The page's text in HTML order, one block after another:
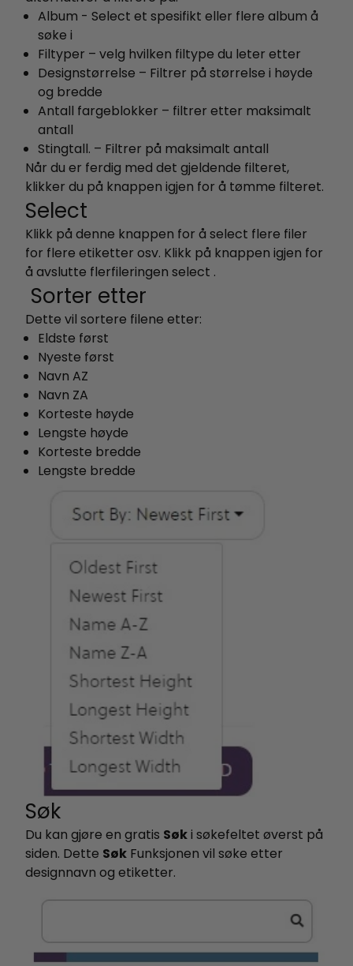
Album - Select et spesifikt eller flere album å
søke i
Filtyper – velg hvilken filtype du leter etter
Designstørrelse – Filtrer på størrelse i høyde
og bredde
Antall fargeblokker – filtrer etter maksimalt
antall
Stingtall. – Filtrer på maksimalt antall
Når du er ferdig med det gjeldende filteret,
klikker du på knappen igjen for å tømme filteret.
Select
Klikk på denne knappen for å select flere filer
for flere etiketter osv. Klikk på knappen igjen for
å avslutte flerfileringen select .
Sorter etter
Dette vil sortere filene etter:
Eldste først
Nyeste først
Navn AZ
Navn ZA
Korteste høyde
Lengste høyde
Korteste bredde
Lengste bredde
Søk
Du kan gjøre en gratis Søki søkefeltet øverst på
siden. Dette Søk Funksjonen vil søke etter
designnavn og etiketter.